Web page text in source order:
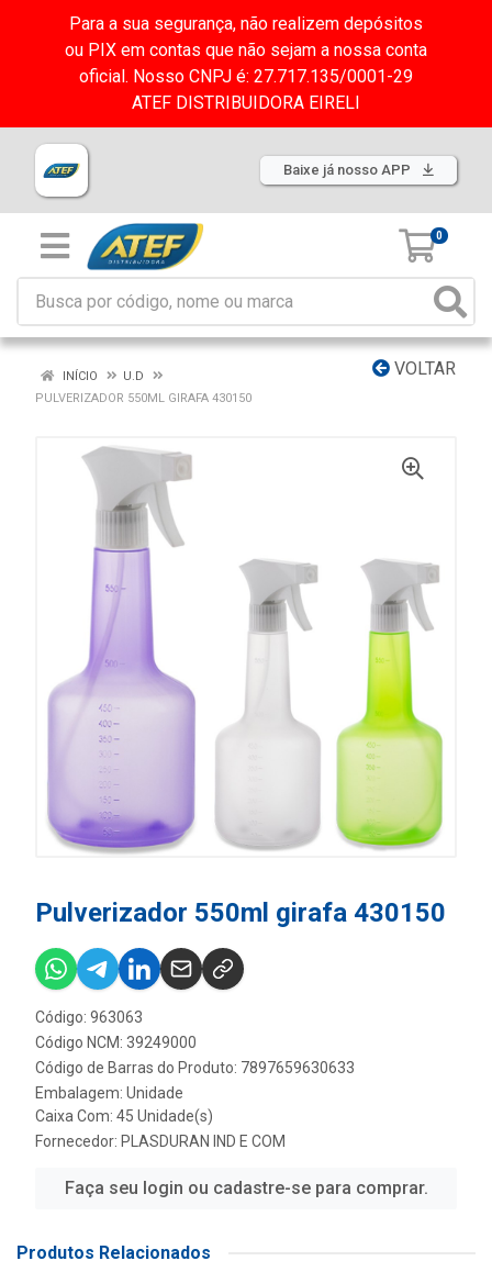
Para a sua segurança, não realizem depósitos
ou PIX em contas que não sejam a nossa conta
oficial. Nosso CNPJ é: 27.717.135/0001-29
ATEF DISTRIBUIDORA EIRELI
Baixe já nosso APP
0
VOLTAR
INÍCIO
U.D
PULVERIZADOR 550ML GIRAFA 430150
Pulverizador 550ml girafa 430150
Código: 963063
Código NCM: 39249000
Código de Barras do Produto: 7897659630633
Embalagem: Unidade
Caixa Com: 45 Unidade(s)
Fornecedor: PLASDURAN IND E COM
Faça seu login ou cadastre-se para comprar.
Produtos Relacionados